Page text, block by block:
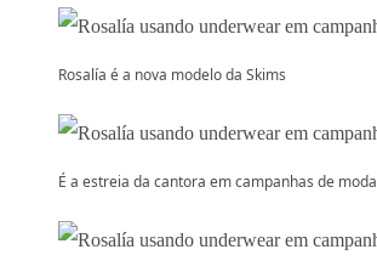
Rosalía é a nova modelo da Skims
É a estreia da cantora em campanhas de moda